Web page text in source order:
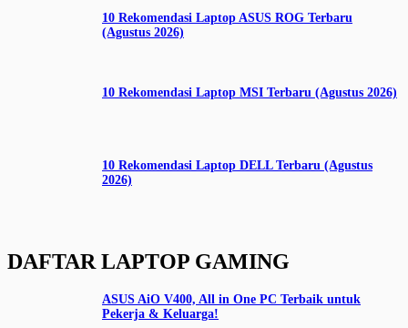
10 Rekomendasi Laptop ASUS ROG Terbaru
(Agustus 2026)
10 Rekomendasi Laptop MSI Terbaru (Agustus 2026)
10 Rekomendasi Laptop DELL Terbaru (Agustus
2026)
DAFTAR LAPTOP GAMING
ASUS AiO V400, All in One PC Terbaik untuk
Pekerja & Keluarga!